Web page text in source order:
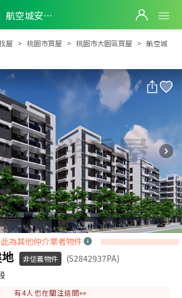
航空城安置建地
航空城安置建地
屋 桃園市買屋 桃園市大園區買屋
航空城
此為其他仲介業者物件
非信義物件
(S2842937PA)
有4人也在關注這間👀